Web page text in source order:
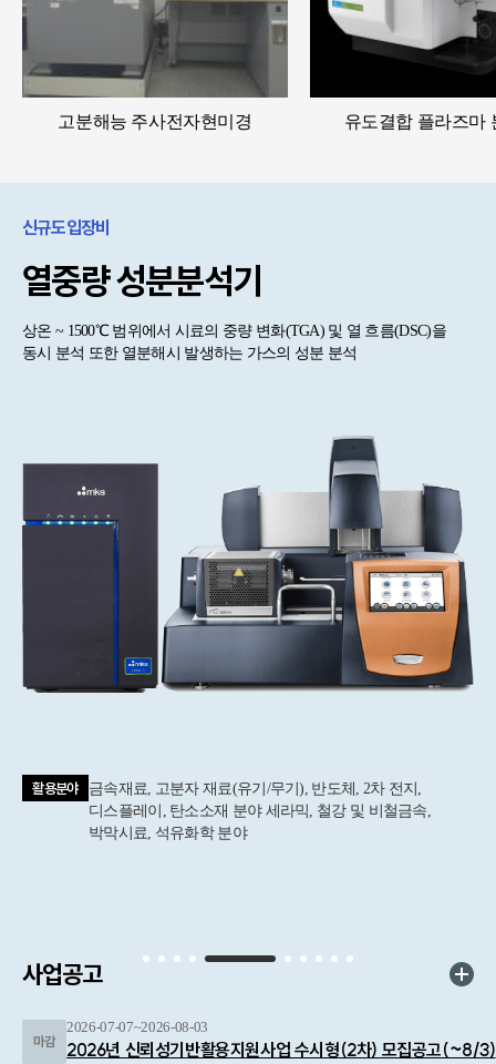
고분해능 주사전자현미경 유도결합 플라즈마
신규도입장비
열중량 성분분석기
상온 ~ 1500℃ 범위에서 시료의 중량 변화(TGA) 및 열 흐름(DSC)을
동시 분석 또한 열분해시 발생하는 가스의 성분 분석
활용분야
금속재료, 고분자 재료(유기/무기), 반도체, 2차 전지,
디스플레이, 탄소소재 분야 세라믹, 철강 및 비철금속,
박막시료, 석유화학 분야
사업공고
2026-07-07~2026-08-03
2026년 신뢰성기반활용지원사업 수시형(2차) 모집공고(~8/3)